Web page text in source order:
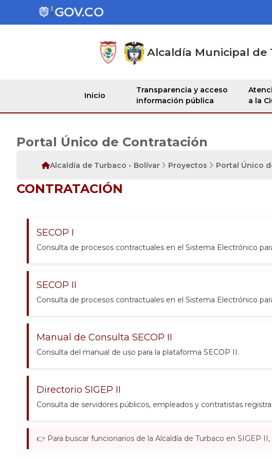
Alcaldía Municipal de
Inicio
Transparencia y acceso
información pública
a la
Portal Único de Contratación
Alcaldía de Turbaco - Bolívar Proyectos Portal Único
CONTRATACIÓN​
SECOP I
Consulta de procesos contractuales en el Sistema Electrónico
SECOP II
Consulta de procesos contractuales en el Sistema Electrónico
Manual de Consulta SECOP II
Consulta del manual de uso para la plataforma SECOP II.​​​
Directorio SIGEP II
Consulta de servidores públicos, empleados y contratistas
👉 Para buscar funcionarios de la Alcaldía de Turbaco en SIGEP II,